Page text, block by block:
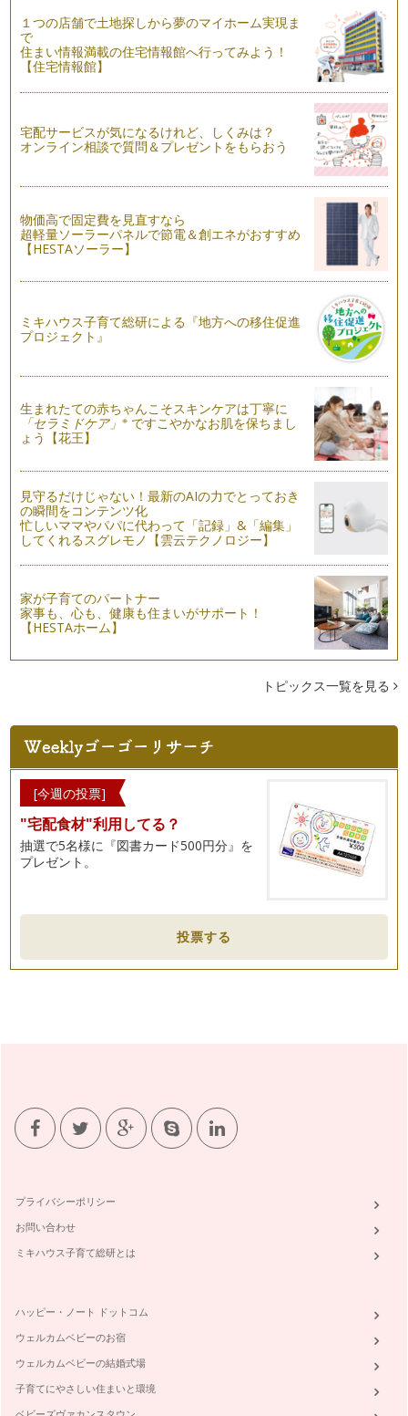
マザーグースについて
みなさんマザーグースという言葉をどこかで聞いたことがある
でしょうか？ マザーグースとは、イ…
こども英語では、身体を思う存分に動かして英語に親しんでい
英語教室に通う？通わない？
英語教室に通うメリットは、まず第一に英語のプロである先生
にしっかりとしたカリキュラムの下で…
こども英語の教材について
乳幼児期に適しているのは、どのような英語教材でしょう
か？ 主に、歌やチャンツ、会話などが入…
乳幼児期の英語教育と聞くと、みなさんどのようなイメージを
お持ちでしょうか？ 「楽しそうでぜ…
ママと一緒になにかをすることがお子様にとってなによりの幸
せな時間。お子様は、どんな時もママ…
１つの店舗で土地探しから夢のマイホーム実現ま
で
住まい情報満載の住宅情報館へ行ってみよう！
【住宅情報館】
宅配サービスが気になるけれど、しくみは？
オンライン相談で質問＆プレゼントをもらおう
物価高で固定費を見直すなら
超軽量ソーラーパネルで節電＆創エネがおすすめ
【HESTAソーラー】
ミキハウス子育て総研による『地方への移住促進
プロジェクト』
生まれたての赤ちゃんこそスキンケアは丁寧に
「セラミドケア」※ ですこやかなお肌を保ちまし
ょう【花王】
見守るだけじゃない！最新のAIの力でとっておき
の瞬間をコンテンツ化
忙しいママやパパに代わって「記録」&「編集」
してくれるスグレモノ【雲云テクノロジー】
家が子育てのパートナー
家事も、心も、健康も住まいがサポート！
【HESTAホーム】
トピックス一覧を見る
[今週の投票]
"宅配食材"利用してる？
抽選で5名様に『図書カード500円分』を
プレゼント。
投票する
プライバシーポリシー
お問い合わせ
ミキハウス子育て総研とは
ハッピー・ノート ドットコム
ウェルカムベビーのお宿
ウェルカムベビーの結婚式場
子育てにやさしい住まいと環境